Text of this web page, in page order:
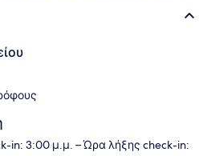
in: 3:00 μ.μ. – Ώρα λήξης check-in: